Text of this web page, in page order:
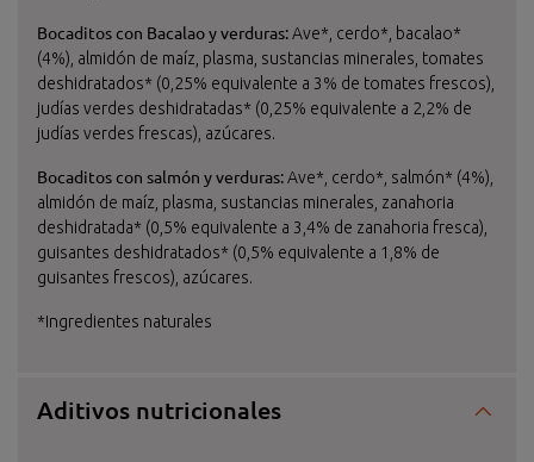
Bocaditos con Bacalao y verduras:Ave*, cerdo*, bacalao*
(4%), almidón de maíz, plasma, sustancias minerales, tomates
deshidratados* (0,25% equivalente a 3% de tomates frescos),
judías verdes deshidratadas* (0,25% equivalente a 2,2% de
judías verdes frescas), azúcares.
Bocaditos con salmón y verduras:Ave*, cerdo*, salmón* (4%),
almidón de maíz, plasma, sustancias minerales, zanahoria
deshidratada* (0,5% equivalente a 3,4% de zanahoria fresca),
guisantes deshidratados* (0,5% equivalente a 1,8% de
guisantes frescos), azúcares.
*Ingredientes naturales
Aditivos nutricionales